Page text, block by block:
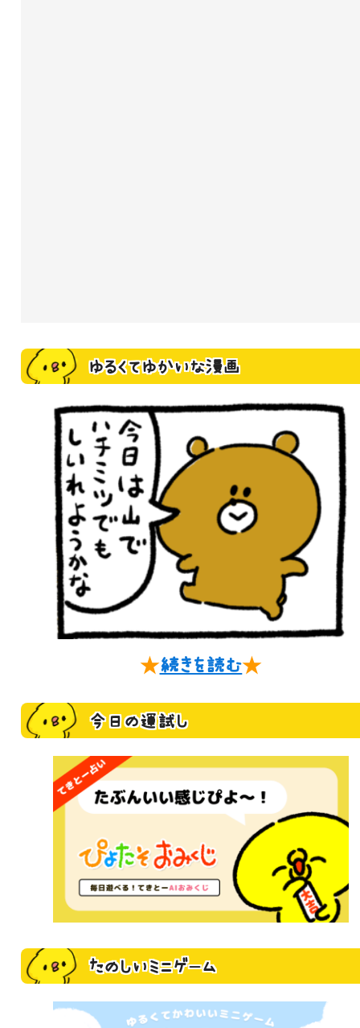
ゆるくてゆかいな漫画
★続きを読む★
今日の運試し
たのしいミニゲーム